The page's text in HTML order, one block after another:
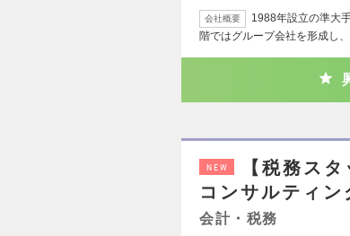
会社概要
1988年設立の準大
階ではグループ会社を形成し
NEW
【税務ス
コンサルティ
会計・税務